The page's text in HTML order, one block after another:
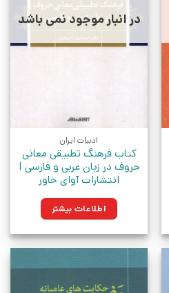
در انبار موجود نمی باشد
ادبیات ایران
کتاب فرهنگ تطبیقی معانی
حروف در زبان عربی و فارسی |
انتشارات آوای خاور
اطلاعات بیشتر